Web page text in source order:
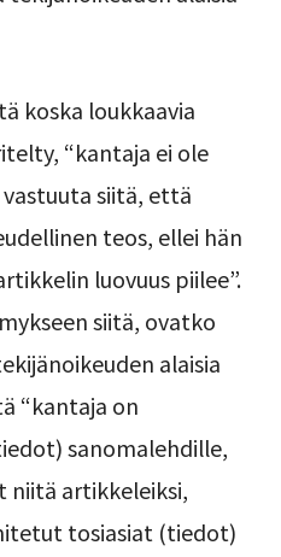
koska loukkaavia
“kantaja ei ole
siitä, että
teos, ellei hän
luovuus piilee”.
siitä, ovatko
alaisia
“kantaja on
sanomalehdille,
niitä artikkeleiksi,
tosiasiat (tiedot)